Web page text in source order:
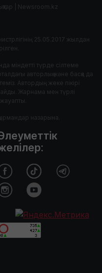
| Newsroom.kz
25.05.2017 жылдан
міндетті түрде сілтеме
авторлық және басқа да
Автордың жеке пікірі
Жарнама мен түрлі
назарына.